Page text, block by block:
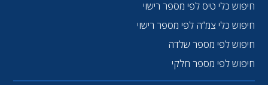
חיפוש כלי טיס לפי מספר רישוי
חיפוש כלי צמ”ה לפי מספר רישוי
חיפוש לפי מספר שלדה
חיפוש לפי מספר חלקי